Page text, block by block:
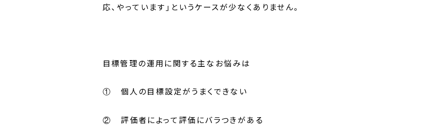
応、やっています」というケースが少なくありません。
目標管理の運用に関する主なお悩みは
① 個人の目標設定がうまくできない
② 評価者によって評価にバラつきがある